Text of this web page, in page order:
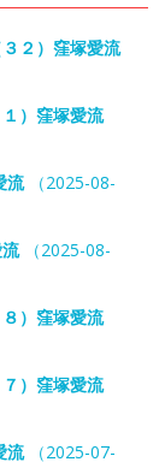
２）窪塚愛流
）窪塚愛流
流（2025-08-
（2025-08-
）窪塚愛流
）窪塚愛流
流（2025-07-